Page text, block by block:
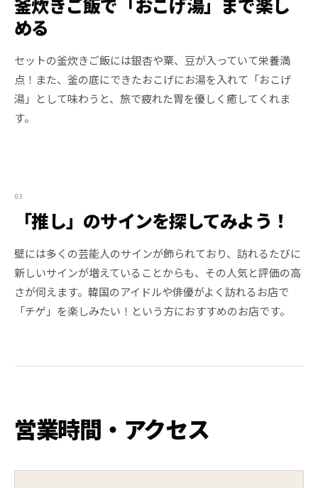
釜炊きご飯で「おこげ湯」まで楽し
める
セットの釜炊きご飯には銀杏や粟、豆が入っていて栄養満
点！また、釜の底にできたおこげにお湯を入れて「おこげ
湯」として味わうと、旅で疲れた胃を優しく癒してくれま
す。
03
「推し」のサインを探してみよう！
壁には多くの芸能人のサインが飾られており、訪れるたびに
新しいサインが増えていることからも、その人気と評価の高
さが伺えます。韓国のアイドルや俳優がよく訪れるお店で
「チゲ」を楽しみたい！という方におすすめのお店です。
営業時間・アクセス